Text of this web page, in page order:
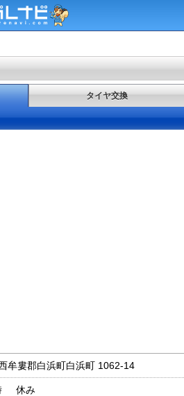
タイヤ交換
牟婁郡白浜町白浜町 1062-14
休み